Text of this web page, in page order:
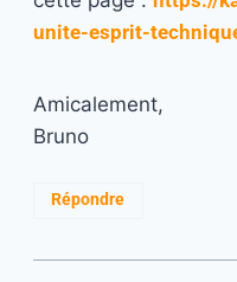
unite-esprit-
Amicalement,
Bruno
Répondre